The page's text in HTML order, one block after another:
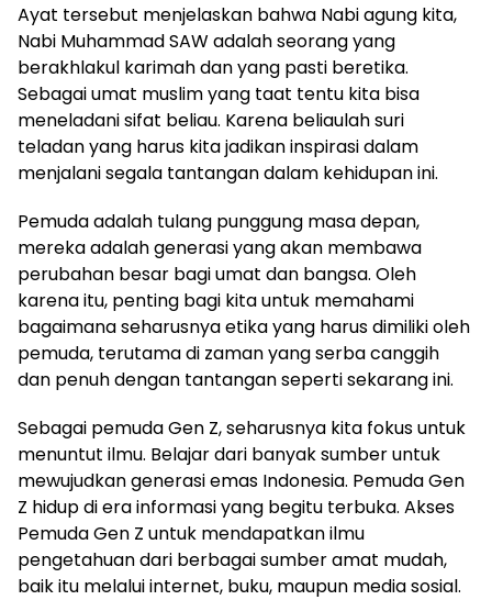
Ayat tersebut menjelaskan bahwa Nabi agung kita,
Nabi Muhammad SAW adalah seorang yang
berakhlakul karimah dan yang pasti beretika.
Sebagai umat muslim yang taat tentu kita bisa
meneladani sifat beliau. Karena beliaulah suri
teladan yang harus kita jadikan inspirasi dalam
menjalani segala tantangan dalam kehidupan ini.
Pemuda adalah tulang punggung masa depan,
mereka adalah generasi yang akan membawa
perubahan besar bagi umat dan bangsa. Oleh
karena itu, penting bagi kita untuk memahami
bagaimana seharusnya etika yang harus dimiliki oleh
pemuda, terutama di zaman yang serba canggih
dan penuh dengan tantangan seperti sekarang ini.
Sebagai pemuda Gen Z, seharusnya kita fokus untuk
menuntut ilmu. Belajar dari banyak sumber untuk
mewujudkan generasi emas Indonesia. Pemuda Gen
Z hidup di era informasi yang begitu terbuka. Akses
Pemuda Gen Z untuk mendapatkan ilmu
pengetahuan dari berbagai sumber amat mudah,
baik itu melalui internet, buku, maupun media sosial.